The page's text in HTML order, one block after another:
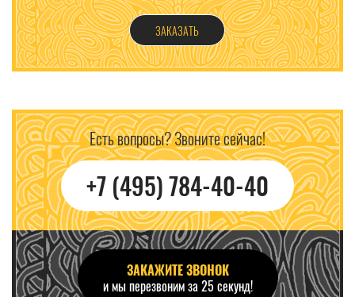
ЗАКАЗАТЬ
Есть вопросы? Звоните сейчас!
+7 (495) 784-40-40
ЗАКАЖИТЕ ЗВОНОК
и мы перезвоним за 25 секунд!